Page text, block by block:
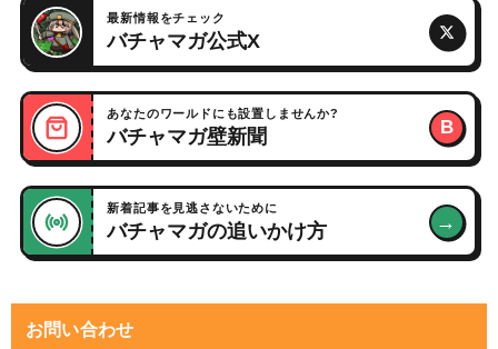
最新情報をチェック
バチャマガ公式X
あなたのワールドにも設置しませんか?
バチャマガ壁新聞 B
新着記事を見逃さないために
バチャマガの追いかけ方 →
お問い合わせ